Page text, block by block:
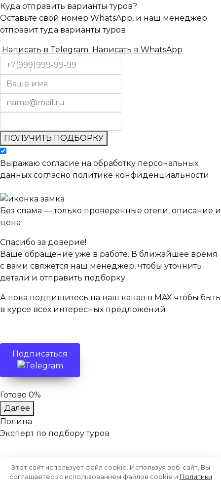
Куда отправить варианты туров?
Оставьте свой номер WhatsApp, и наш менеджер
отправит туда варианты туров
Написать в Telegram Написать в WhatsApp
ПОЛУЧИТЬ ПОДБОРКУ
Выражаю согласие на обработку персональных
данных согласно политике конфиденциальности
Без спама — только проверенные отели, описание и
цена
Спасибо за доверие!
Ваше обращение уже в работе. В ближайшее время
с вами свяжется наш менеджер, чтобы уточнить
детали и отправить подборку.
А пока подпишитесь на наш канал в MAX чтобы быть
в курсе всех интересных предложений
Подписаться
Готово 0%
Далее
Полина
Эксперт по подбору туров
Этот сайт использует файл cookie. Используя веб-сайт, Вы
соглашаетесь с использованием файлов cookie и Политики